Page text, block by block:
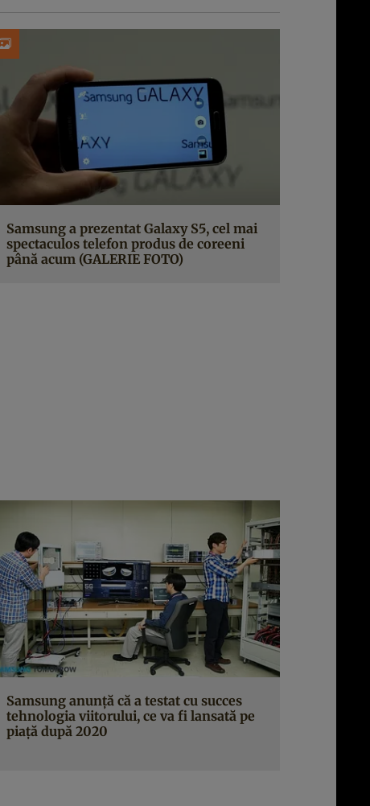
Samsung a prezentat Galaxy S5, cel mai
spectaculos telefon produs de coreeni
până acum (GALERIE FOTO)
Samsung anunţă că a testat cu succes
tehnologia viitorului, ce va fi lansată pe
piaţă după 2020